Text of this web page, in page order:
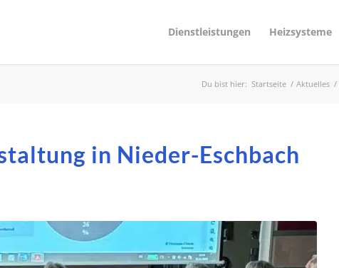
Dienstleistungen Heizsysteme
Du bist hier: Startseite / Aktuelles /
in Nieder-Eschbach